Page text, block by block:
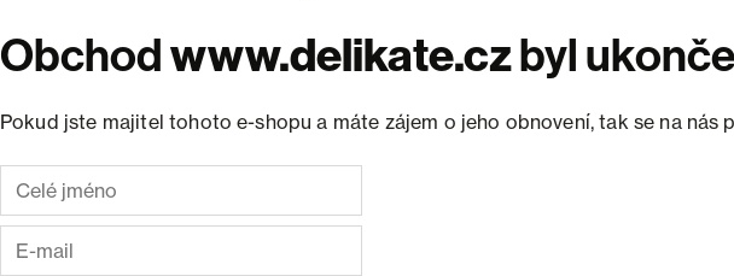
Obchodwww.delikate.czbyl
Pokud jste majitel tohoto e-shopu a máte zájem o jeho obnovení, tak se na nás